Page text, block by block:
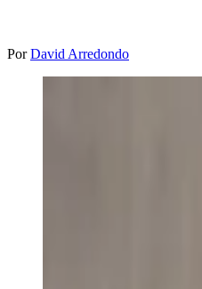
PorDavid Arredondo